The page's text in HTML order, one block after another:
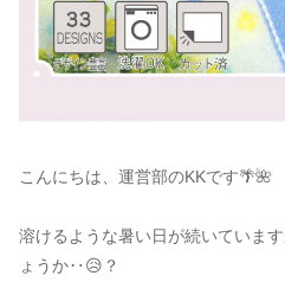
こんにちは、運営部のKKです🌴🌺
溶けるような暑い日が続いていま
ょうか‥😥？